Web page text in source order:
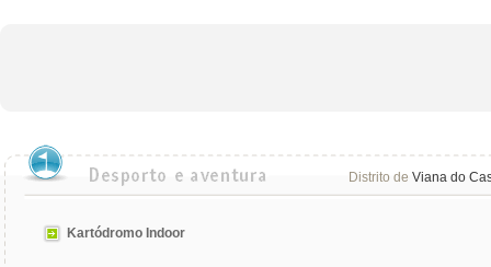
Distrito de Viana do
Kartódromo Indoor